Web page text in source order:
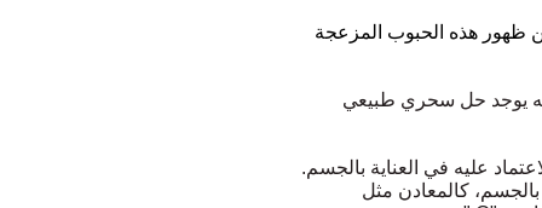
ظهور هذه الحبوب المزعجة
يوجد حل سحري طبيعي
عليه في العناية بالجسم.
كالمعادن مثل